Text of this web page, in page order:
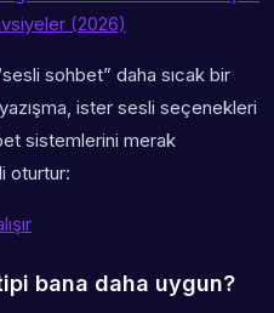
(2026)
sohbet” daha sıcak bir
ister sesli seçenekleri
sistemlerini merak
oturtur:
bana daha uygun?